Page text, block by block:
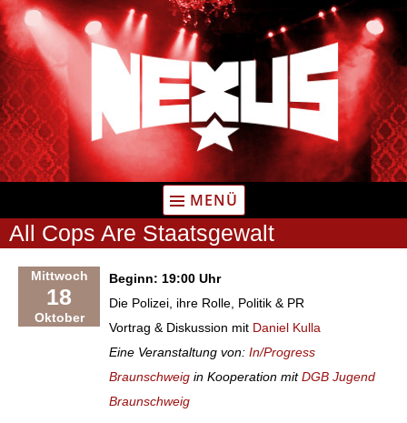
Zum
Inhalt
springen
MENÜ
All Cops Are Staatsgewalt
Mittwoch
18
Oktober
Beginn: 19:00 Uhr
Die Polizei, ihre Rolle, Politik & PR
Vortrag & Diskussion mit Daniel Kulla
Eine Veranstaltung von: In/Progress
Braunschweig in Kooperation mitDGB Jugend
Braunschweig